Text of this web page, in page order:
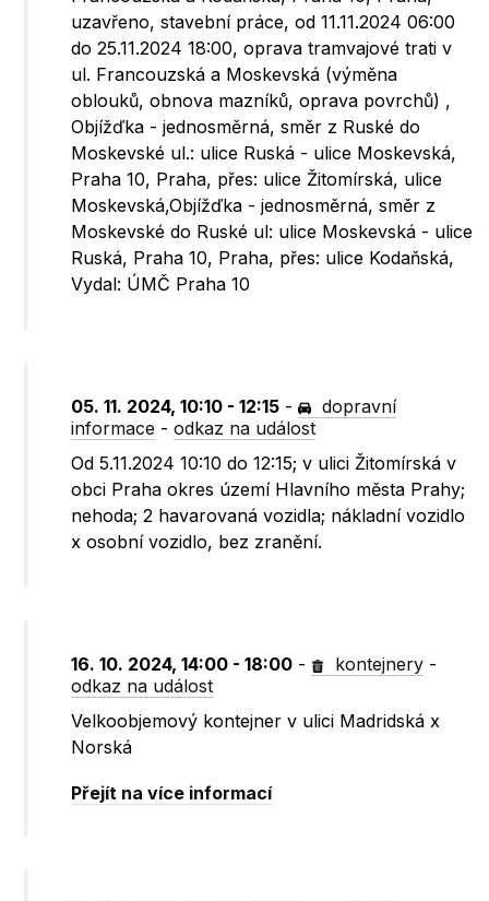
uzavřeno, stavební práce, od 11.11.2024 06:00
do 25.11.2024 18:00, oprava tramvajové trati v
ul. Francouzská a Moskevská (výměna
oblouků, obnova mazníků, oprava povrchů) ,
Objížďka - jednosměrná, směr z Ruské do
Moskevské ul.: ulice Ruská - ulice Moskevská,
Praha 10, Praha, přes: ulice Žitomírská, ulice
Moskevská,Objížďka - jednosměrná, směr z
Moskevské do Ruské ul: ulice Moskevská - ulice
Ruská, Praha 10, Praha, přes: ulice Kodaňská,
Vydal: ÚMČ Praha 10
05. 11. 2024, 10:10 - 12:15 -
dopravní
informace -odkaz na událost
Od 5.11.2024 10:10 do 12:15; v ulici Žitomírská v
obci Praha okres území Hlavního města Prahy;
nehoda; 2 havarovaná vozidla; nákladní vozidlo
x osobní vozidlo, bez zranění.
16. 10. 2024, 14:00 - 18:00 - kontejnery -
odkaz na událost
Velkoobjemový kontejner v ulici Madridská x
Norská
Přejít na více informací